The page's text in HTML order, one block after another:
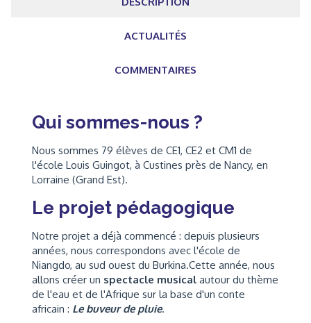
ACTUALITÉS
COMMENTAIRES
Qui sommes-nous ?
Nous sommes 79 élèves de CE1, CE2 et CM1 de
l'école Louis Guingot, à Custines près de Nancy, en
Lorraine (Grand Est).
Le projet pédagogique
Notre projet a déjà commencé : depuis plusieurs
années, nous correspondons avec l'école de
Niangdo, au sud ouest du Burkina.Cette année, nous
allons créer un spectacle musical autour du thème
de l'eau et de l'Afrique sur la base d'un conte
africain : Le buveur de pluie.